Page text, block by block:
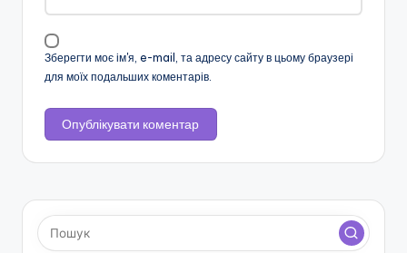
а
и
Зберегти моє ім'я, e-mail, та адресу сайту в цьому браузері
для моїх подальших коментарів.